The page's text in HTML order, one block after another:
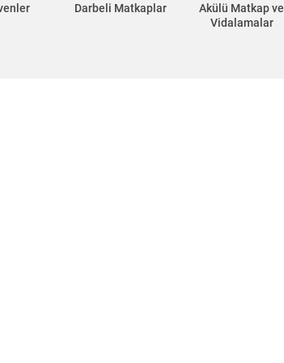
Darbeli Matkaplar
Akülü Matkap ve
Vidalamalar